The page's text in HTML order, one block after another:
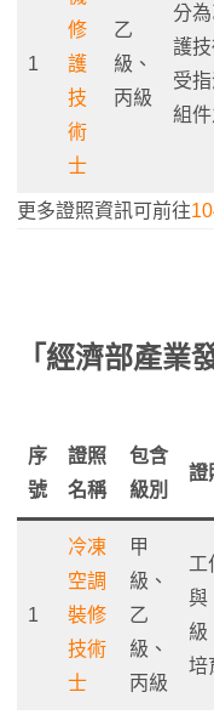
1
修
護
技
術
士
乙
級、
丙級
分
護
受
組
更多證照資訊可前往
「經濟部產業
序
號
證照
名稱
包含
級別
證
1
冷凍
空調
裝修
技術
士
甲
級、
乙
級、
丙級
工
與
級
培